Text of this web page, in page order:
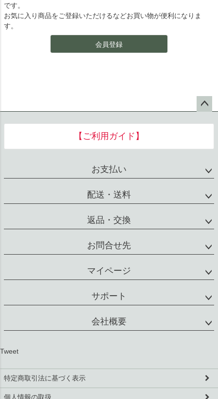
です。
お気に入り商品をご登録いただけるなどお買い物が便利になりま
す。
会員登録
へ
【ご利用ガイド】
お支払い
配送・送料
返品・交換
お問合せ先
マイページ
サポート
会社概要
特定商取引法に基づく表示
個人情報の取扱
Tweet